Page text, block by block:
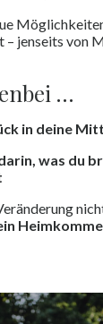
– jenseits von
…
in deine
was du